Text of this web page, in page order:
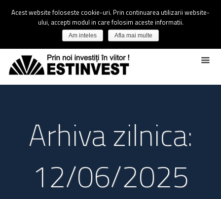
Arhiva zilnica:
12/06/2025
Acest website foloseste cookie-uri. Prin continuarea utilizarii website-
ului, accepti modul in care folosim aceste informatii.
Am inteles Afla mai multe